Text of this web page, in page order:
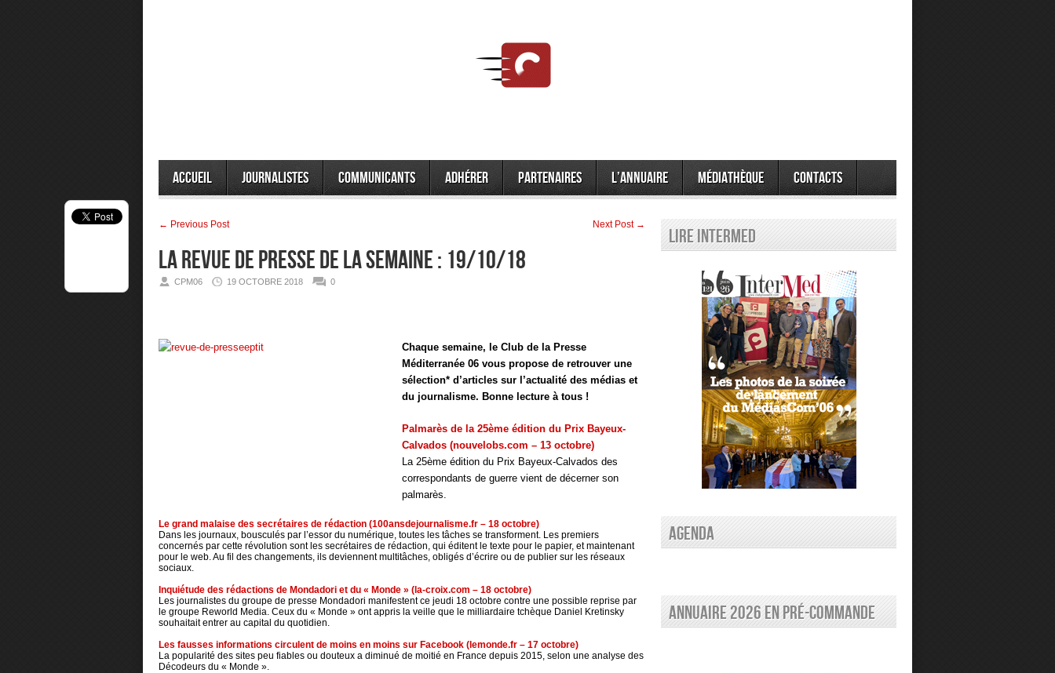
Accueil Journalistes Communicants Adhérer Partenaires L’annuaire Médiathèque Contacts
← Previous Post Next Post →
La Revue de presse de la semaine : 19/10/18
CPM06 19 OCTOBRE 2018 0
Chaque semaine, le Club de la Presse
Méditerranée 06 vous propose de retrouver une
sélection* d’articles sur l’actualité des médias et
du journalisme. Bonne lecture à tous !
Palmarès de la 25ème édition du Prix Bayeux-
Calvados (nouvelobs.com – 13 octobre)
La 25ème édition du Prix Bayeux-Calvados des
correspondants de guerre vient de décerner son
palmarès.
Le grand malaise des secrétaires de rédaction (100ansdejournalisme.fr – 18 octobre)
Dans les journaux, bousculés par l’essor du numérique, toutes les tâches se transforment. Les premiers
concernés par cette révolution sont les secrétaires de rédaction, qui éditent le texte pour le papier, et maintenant
pour le web. Au fil des changements, ils deviennent multitâches, obligés d’écrire ou de publier sur les réseaux
sociaux.
Inquiétude des rédactions de Mondadori et du « Monde » (la-croix.com – 18 octobre)
Les journalistes du groupe de presse Mondadori manifestent ce jeudi 18 octobre contre une possible reprise par
le groupe Reworld Media. Ceux du « Monde » ont appris la veille que le milliardaire tchèque Daniel Kretinsky
souhaitait entrer au capital du quotidien.
Les fausses informations circulent de moins en moins sur Facebook (lemonde.fr – 17 octobre)
La popularité des sites peu fiables ou douteux a diminué de moitié en France depuis 2015, selon une analyse des
Décodeurs du « Monde ».
Lire Intermed
AGENDA
Annuaire 2026 en pré-commande